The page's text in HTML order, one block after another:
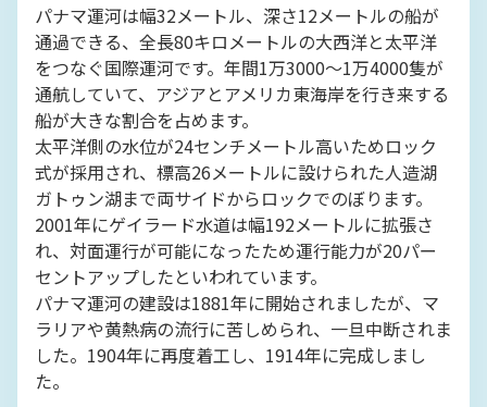
パナマ運河は幅32メートル、深さ12メートルの船が
通過できる、全長80キロメートルの大西洋と太平洋
をつなぐ国際運河です。年間1万3000～1万4000隻が
通航していて、アジアとアメリカ東海岸を行き来する
船が大きな割合を占めます。
太平洋側の水位が24センチメートル高いためロック
式が採用され、標高26メートルに設けられた人造湖
ガトゥン湖まで両サイドからロックでのぼります。
2001年にゲイラード水道は幅192メートルに拡張さ
れ、対面運行が可能になったため運行能力が20パー
セントアップしたといわれています。
パナマ運河の建設は1881年に開始されましたが、マ
ラリアや黄熱病の流行に苦しめられ、一旦中断されま
した。1904年に再度着工し、1914年に完成しまし
た。